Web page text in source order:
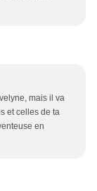
mais il va
et celles de ta
en